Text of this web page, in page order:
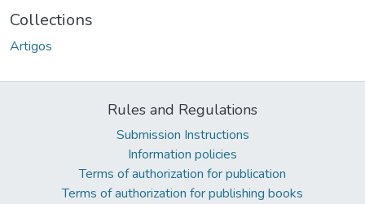
Collections
Artigos
Rules and Regulations
Submission Instructions
Information policies
Terms of authorization for publication
Terms of authorization for publishing books